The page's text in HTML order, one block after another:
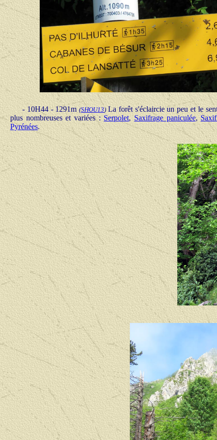
- 10H44 - 1291m(SHOU13)La forêt s'éclaircie un peu et le
plus nombreuses et variées : Serpolet, Saxifrage paniculée,
Pyrénées.